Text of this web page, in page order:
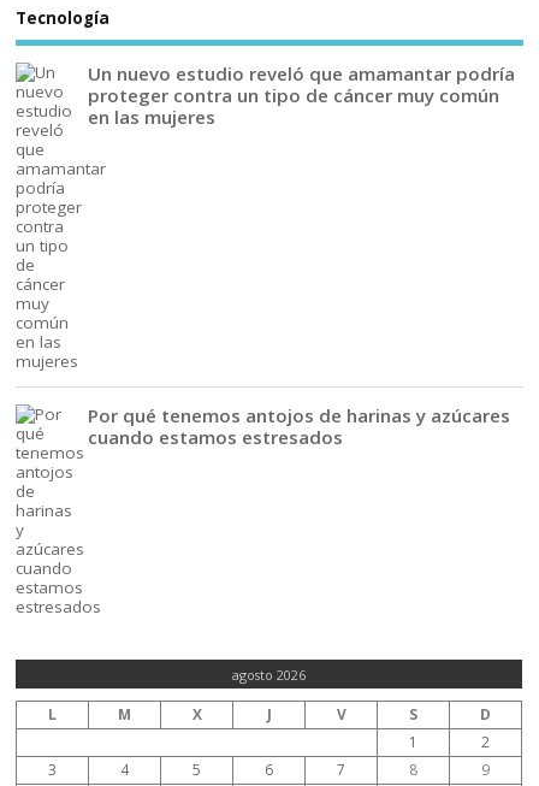
Tecnología
Un nuevo estudio reveló que amamantar podría
proteger contra un tipo de cáncer muy común
en las mujeres
Por qué tenemos antojos de harinas y azúcares
cuando estamos estresados
agosto 2026
L M X J V S
D
1
2
3
4 5 6 7 8 9